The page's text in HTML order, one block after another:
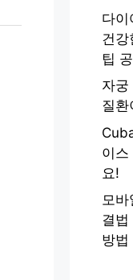
다이
건강
팁
자
질환
이스
요!
모바
결
방법